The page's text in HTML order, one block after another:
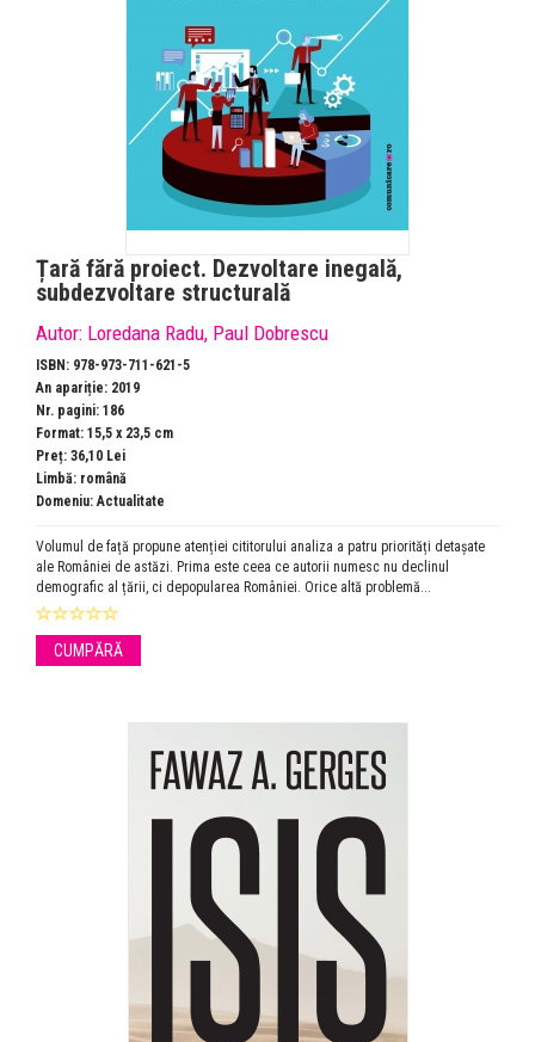
Țară fără proiect. Dezvoltare inegală,
subdezvoltare structurală
Autor: Loredana Radu, Paul Dobrescu
ISBN: 978-973-711-621-5
An apariție: 2019
Nr. pagini: 186
Format: 15,5 x 23,5 cm
Preț: 36,10 Lei
Limbă: română
Domeniu:Actualitate
Volumul de față propune atenției cititorului analiza a patru priorități detașate
ale României de astăzi. Prima este ceea ce autorii numesc nu declinul
demografic al țării, ci depopularea României. Orice altă problemă...
CUMPĂRĂ